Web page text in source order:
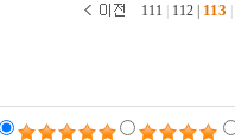
111 112| 113